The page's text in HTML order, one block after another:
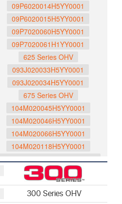
09P6020014H5YY0001
09P6020015H5YY0001
09P7020060H5YY0001
09P7020061H1YY0001
625 Series OHV
093J020033H5YY0001
093J020034H5YY0001
675 Series OHV
104M020045H5YY0001
104M020046H5YY0001
104M020066H5YY0001
104M020118H5YY0001
675EX iS Series OHV (Battery)
104M050047H5YY0001
104M050048H5YY0001
104M0B0065H5YY0001
300 Series OHV